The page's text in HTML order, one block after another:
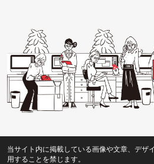
当サイト内に掲載している画像や文章、デザ
用することを禁じます。